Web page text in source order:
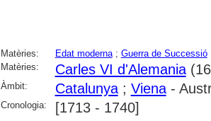
Matèries: Edat moderna; Guerra de Successió
Matèries:
Carles VI d'Alemania
Àmbit: Catalunya; Viena-
Cronologia: [1713 - 1740]